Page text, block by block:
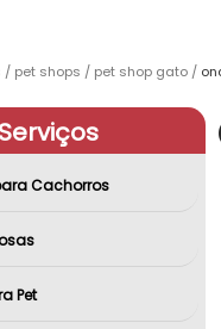
pet shops pet shop gato
Serviços
Cachorros
Pet